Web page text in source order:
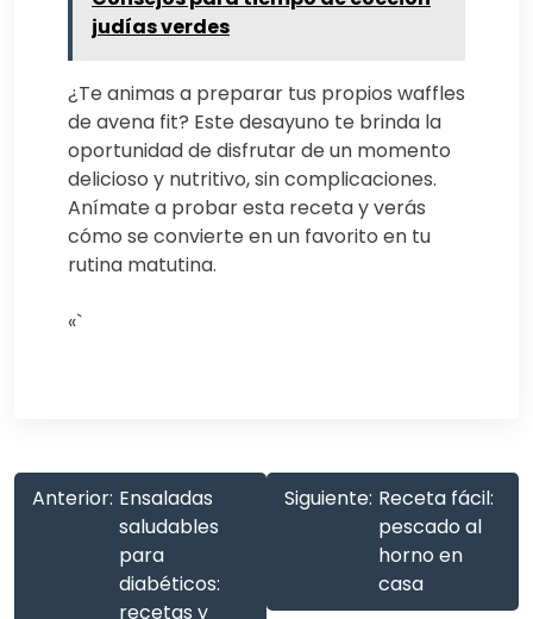
judías verdes
¿Te animas a preparar tus propios waffles
de avena fit? Este desayuno te brinda la
oportunidad de disfrutar de un momento
delicioso y nutritivo, sin complicaciones.
Anímate a probar esta receta y verás
cómo se convierte en un favorito en tu
rutina matutina.
«`
Anterior: Ensaladas
saludables
para
diabéticos:
recetas y
Siguiente: Receta fácil:
pescado al
horno en
casa